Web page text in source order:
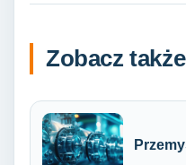
Zobacz także